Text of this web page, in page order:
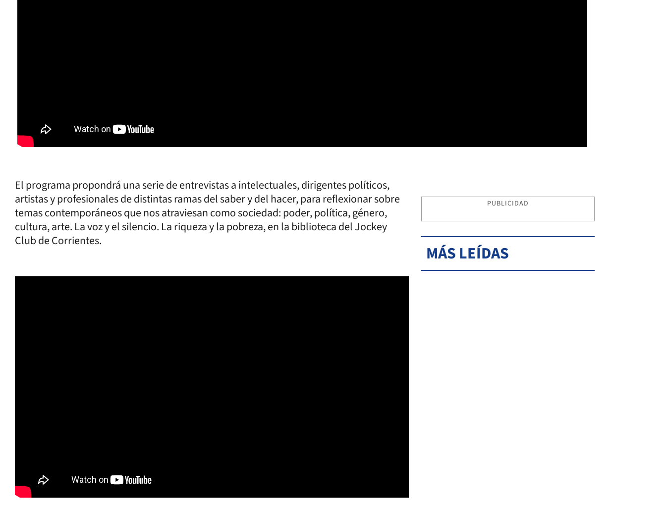
El programa propondrá una serie de entrevistas a intelectuales, dirigentes políticos,
artistas y profesionales de distintas ramas del saber y del hacer, para reflexionar sobre
temas contemporáneos que nos atraviesan como sociedad: poder, política, género,
cultura, arte. La voz y el silencio. La riqueza y la pobreza, en la biblioteca del Jockey
Club de Corrientes.
PUBLICIDAD
MÁS LEÍDAS